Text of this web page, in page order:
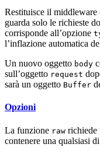
Restituisce il
guarda solo le richieste
corrisponde all’opzione
l’inflazione automatica
Un nuovo oggetto body
sull’oggetto request
sarà un oggetto Buffer
Opzioni
La funzione raw richiede
contenere una qualsiasi